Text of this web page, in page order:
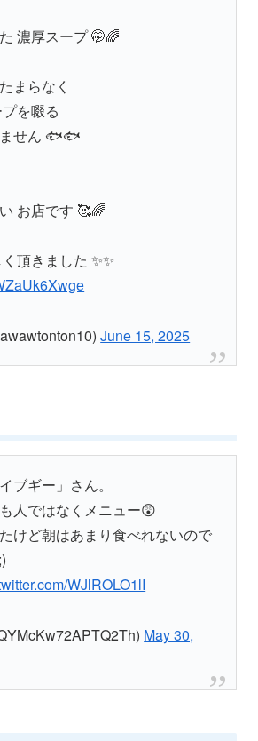
濃厚スープ 🤭🌈
まらなく
を啜る
せん 🐟🐟
お店です 🥰🌈
頂きました ✨✨
June 15, 2025
ブギー」さん。
人ではなくメニュー😲
けど朝はあまり食べれないので
WJlROLO1lI
May 30,